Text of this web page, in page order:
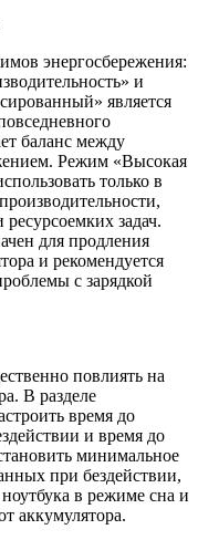
энергосбережения:
и
является
баланс между
Режим «Высокая
только в
задач.
для продления
и рекомендуется
с зарядкой
повлиять на
В разделе
время до
и время до
минимальное
при бездействии,
в режиме сна и
аккумулятора.